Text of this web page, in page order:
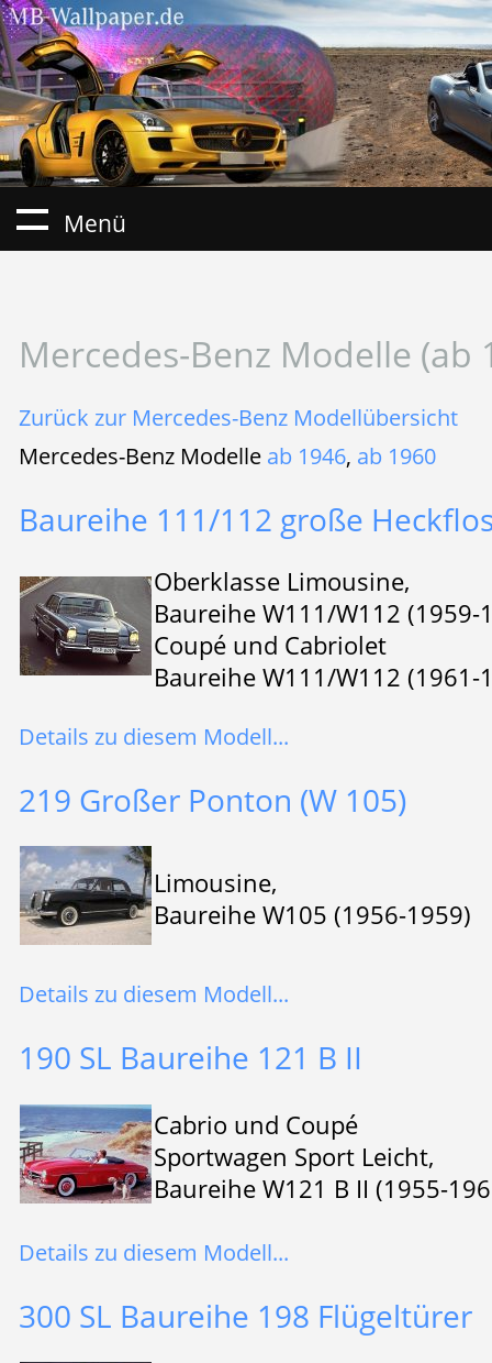
Menü
Mercedes-Benz Modelle (ab
Zurück zur Mercedes-Benz Modellübersicht
Mercedes-Benz Modelle ab 1946, ab 1960
Baureihe 111/112 große
Oberklasse Limousine,
Baureihe W111/W112 (1959-
Coupé und Cabriolet
Baureihe W111/W112 (1961-
Details zu diesem Modell...
219 Großer Ponton (W 105)
Limousine,
Baureihe W105 (1956-1959)
Details zu diesem Modell...
190 SL Baureihe 121 B II
Cabrio und Coupé
Sportwagen Sport Leicht,
Baureihe W121 B II (1955-
Details zu diesem Modell...
300 SL Baureihe 198 Flügeltürer